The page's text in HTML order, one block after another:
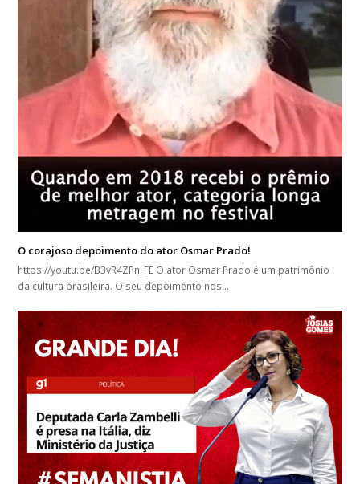
O corajoso depoimento do ator Osmar Prado!
https://youtu.be/B3vR4ZPn_FE O ator Osmar Prado é um patrimônio
da cultura brasileira. O seu depoimento nos…